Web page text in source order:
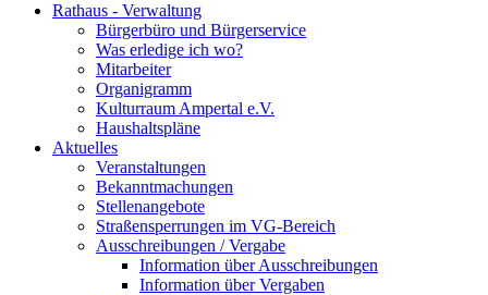
Rathaus - Verwaltung
Bürgerbüro und Bürgerservice
Was erledige ich wo?
Mitarbeiter
Organigramm
Kulturraum Ampertal e.V.
Haushaltspläne
Aktuelles
Veranstaltungen
Bekanntmachungen
Stellenangebote
Straßensperrungen im VG-Bereich
Ausschreibungen / Vergabe
Information über Ausschreibungen
Information über Vergaben